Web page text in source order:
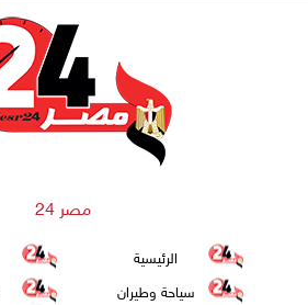
مصر 24
الرئيسية
سياحة وطيران